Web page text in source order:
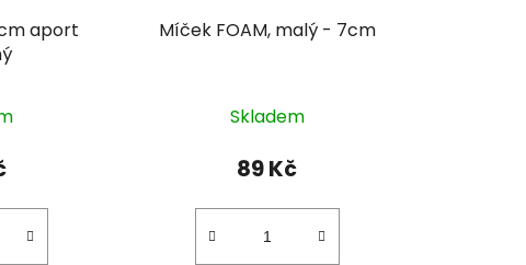
kMíček FOAM, malý - 7cm
Skladem
89 Kč